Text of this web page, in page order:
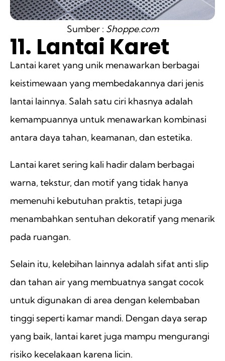
Sumber : Shoppe.com
11. Lantai Karet
Lantai karet yang unik menawarkan berbagai
keistimewaan yang membedakannya dari jenis
lantai lainnya. Salah satu ciri khasnya adalah
kemampuannya untuk menawarkan kombinasi
antara daya tahan, keamanan, dan estetika.
Lantai karet sering kali hadir dalam berbagai
warna, tekstur, dan motif yang tidak hanya
memenuhi kebutuhan praktis, tetapi juga
menambahkan sentuhan dekoratif yang menarik
pada ruangan.
Selain itu, kelebihan lainnya adalah sifat anti slip
dan tahan air yang membuatnya sangat cocok
untuk digunakan di area dengan kelembaban
tinggi seperti kamar mandi. Dengan daya serap
yang baik, lantai karet juga mampu mengurangi
risiko kecelakaan karena licin.